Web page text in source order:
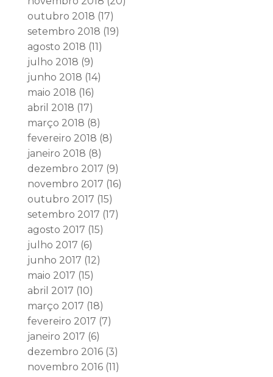
outubro 2018 (17)
setembro 2018 (19)
agosto 2018 (11)
julho 2018 (9)
junho 2018 (14)
maio 2018 (16)
abril 2018 (17)
março 2018 (8)
fevereiro 2018 (8)
janeiro 2018 (8)
dezembro 2017 (9)
novembro 2017 (16)
outubro 2017 (15)
setembro 2017 (17)
agosto 2017 (15)
julho 2017 (6)
junho 2017 (12)
maio 2017 (15)
abril 2017 (10)
março 2017 (18)
fevereiro 2017 (7)
janeiro 2017 (6)
dezembro 2016(3)
novembro 2016(11)